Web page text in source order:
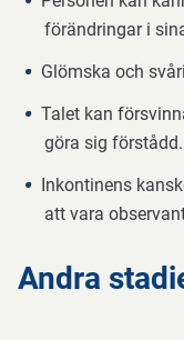
förändringar i
Glömska och
Talet kan
göra sig förstådd.
Inkontinens
att vara
Andra